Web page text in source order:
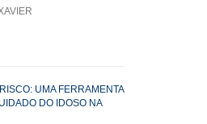
UMA FERRAMENTA
DO IDOSO NA